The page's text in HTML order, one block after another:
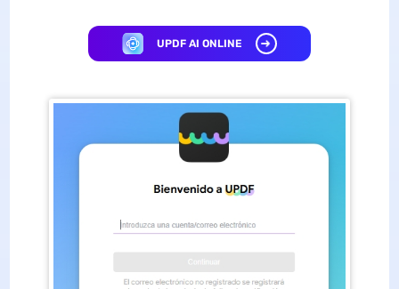
UPDF AI ONLINE